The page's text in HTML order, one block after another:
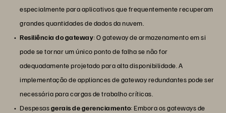
especialmente para aplicativos que frequentemente recuperam
grandes quantidades de dados da nuvem.
Resiliência do gateway: O gateway de armazenamento em si
pode se tornar um único ponto de falha se não for
adequadamente projetado para alta disponibilidade. A
implementação de appliances de gateway redundantes pode ser
necessária para cargas de trabalho críticas.
Despesasgerais de gerenciamento: Embora os gateways de